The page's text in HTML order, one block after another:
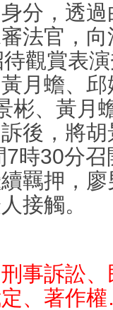
分，透
法官，
觀賞表
月蟾、
彬、黃月
後，將
7時30分召
羈押，
接觸。
事訴訟
、著作權